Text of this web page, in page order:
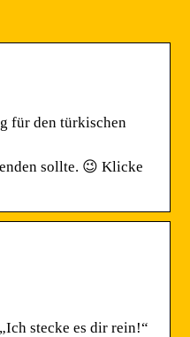
für den türkischen
sollte. 😉 Klicke
stecke es dir rein!“